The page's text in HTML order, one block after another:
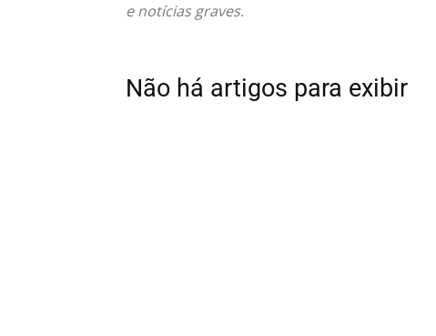
e notícias graves.
Não há artigos para exibir